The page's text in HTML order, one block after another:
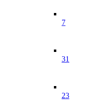
7
31
23